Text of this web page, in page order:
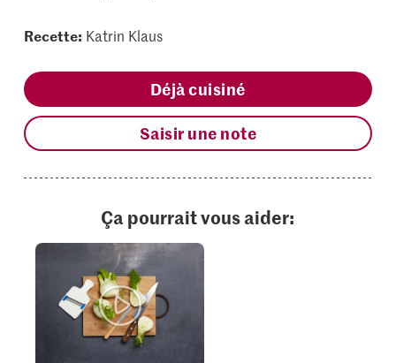
Recette: Katrin Klaus
Déjà cuisiné
Saisir une note
Ça pourrait vous aider: